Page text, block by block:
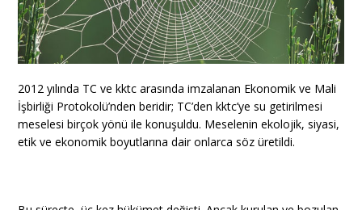
2012 yılında TC ve kktc arasında imzalanan Ekonomik ve Mali
İşbirliği Protokolü’nden beridir; TC’den kktc’ye su getirilmesi
meselesi birçok yönü ile konuşuldu. Meselenin ekolojik, siyasi,
etik ve ekonomik boyutlarına dair onlarca söz üretildi.